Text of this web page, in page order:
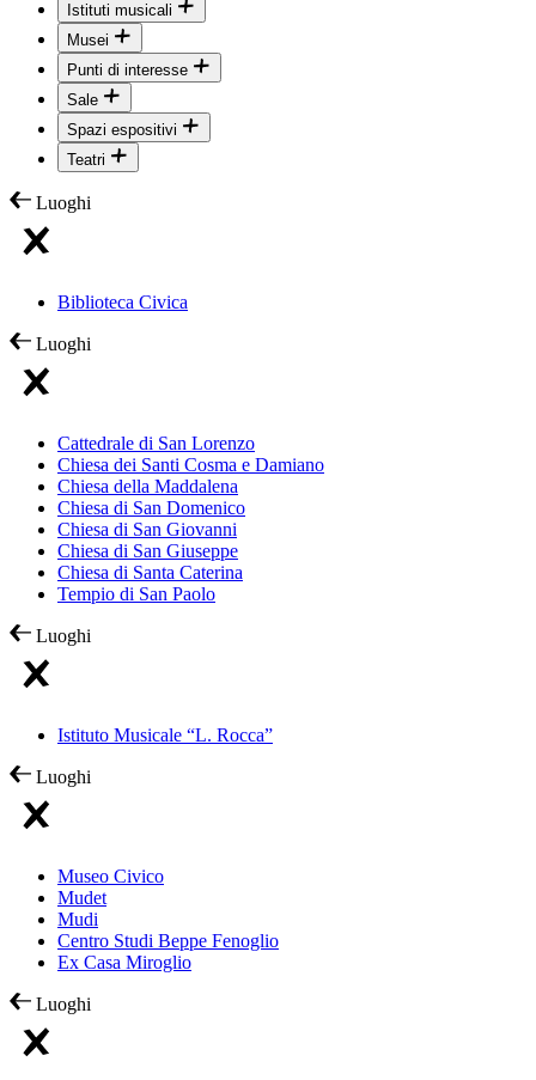
Istituti musicali
Musei
Punti di interesse
Sale
Spazi espositivi
Teatri
Luoghi
Biblioteca Civica
Luoghi
Cattedrale di San Lorenzo
Chiesa dei Santi Cosma e Damiano
Chiesa della Maddalena
Chiesa di San Domenico
Chiesa di San Giovanni
Chiesa di San Giuseppe
Chiesa di Santa Caterina
Tempio di San Paolo
Luoghi
Istituto Musicale “L. Rocca”
Luoghi
Museo Civico
Mudet
Mudi
Centro Studi Beppe Fenoglio
Ex Casa Miroglio
Luoghi